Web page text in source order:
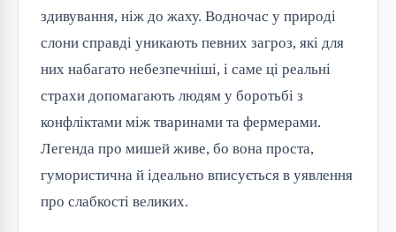
здивування, ніж до жаху. Водночас у природі
слони справді уникають певних загроз, які для
них набагато небезпечніші, і саме ці реальні
страхи допомагають людям у боротьбі з
конфліктами між тваринами та фермерами.
Легенда про мишей живе, бо вона проста,
гумористична й ідеально вписується в уявлення
про слабкості великих.